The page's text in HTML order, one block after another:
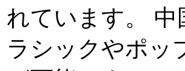
れています。
ラシックやポッ